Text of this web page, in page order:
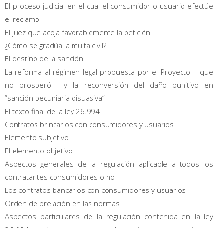
El proceso judicial en el cual el consumidor o usuario efectúe
el reclamo
El juez que acoja favorablemente la petición
¿Cómo se gradúa la multa civil?
El destino de la sanción
La reforma al régimen legal propuesta por el Proyecto —que
no prosperó— y la reconversión del daño punitivo en
“sanción pecuniaria disuasiva”
El texto final de la ley 26.994
Contratos brincarlos con consumidores y usuarios
Elemento subjetivo
El elemento objetivo
Aspectos generales de la regulación aplicable a todos los
contratantes consumidores o no
Los contratos bancarios con consumidores y usuarios
Orden de prelación en las normas
Aspectos particulares de la regulación contenida en la ley